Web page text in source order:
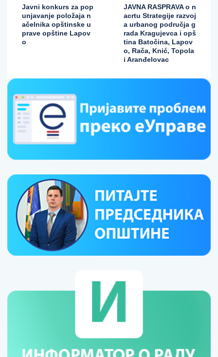
Javni konkurs za pop
unjavanje položaja n
ačelnika opštinske u
prave opštine Lapov
o
JAVNA RASPRAVA o n
acrtu Strategije razvoj
a urbanog područja g
rada Kragujevca i opš
tina Batočina, Lapov
o, Rača, Knić, Topola
i Aranđelovac